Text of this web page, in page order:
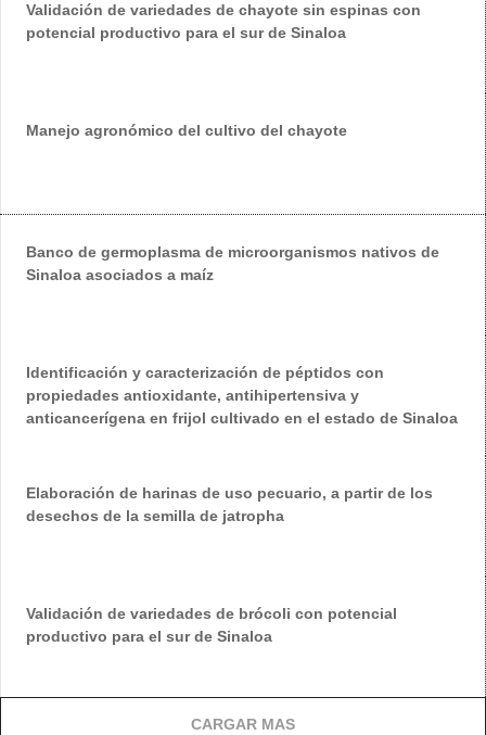
Validación de variedades de chayote sin espinas con
potencial productivo para el sur de Sinaloa
Manejo agronómico del cultivo del chayote
Banco de germoplasma de microorganismos nativos de
Sinaloa asociados a maíz
Identificación y caracterización de péptidos con
propiedades antioxidante, antihipertensiva y
anticancerígena en frijol cultivado en el estado de Sinaloa
Elaboración de harinas de uso pecuario, a partir de los
desechos de la semilla de jatropha
Validación de variedades de brócoli con potencial
productivo para el sur de Sinaloa
CARGAR MAS